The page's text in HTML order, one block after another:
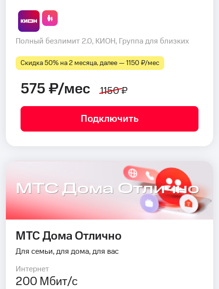
Полный безлимит 2.0, КИОН, Группа для близких
Скидка 50% на 2 месяца, далее — 1150 ₽⁠/⁠мес
575 ₽/мес 1150 ₽
Подключить
МТС Дома Отлично
МТС Дома Отлично
Для семьи, для дома, для вас
Интернет
200 Мбит/с